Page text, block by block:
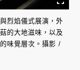
烈焰儀式展演，外
的大地滋味，以及
味覺層次。攝影 /